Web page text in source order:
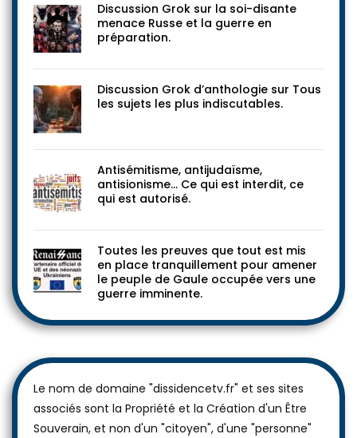
Discussion Grok sur la soi-disante
menace Russe et la guerre en
préparation.
Discussion Grok d’anthologie sur Tous
les sujets les plus indiscutables.
Antisémitisme, antijudaïsme,
antisionisme… Ce qui est interdit, ce
qui est autorisé.
Toutes les preuves que tout est mis
en place tranquillement pour amener
le peuple de Gaule occupée vers une
guerre imminente.
Le nom de domaine "dissidencetv.fr" et ses sites
associés sont la Propriété et la Création d'un Être
Souverain, et non d'un "citoyen", d'une "personne"